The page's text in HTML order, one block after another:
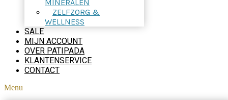
MINERALEN
ZELFZORG &
WELLNESS
SALE
MIJN ACCOUNT
OVER PATIPADA
KLANTENSERVICE
CONTACT
Menu